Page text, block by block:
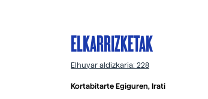
ELKARRIZKETAK
Elhuyar aldizkaria: 228
Kortabitarte Egiguren, Irati